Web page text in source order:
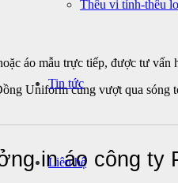
Thêu vi tính-thêu
Tin tức
Liên hệ
áo mẫu trực tiếp, được tư vấn
Uniform cùng vượt qua
in áo công ty